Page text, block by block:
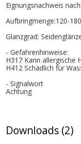
Eignungsnachweis
Aufbringmenge:120-
Glanzgrad:
- Gefahrenhinweise:
H317 Kann allergische
H412 Schädlich für
- Signalwort
Achtung
Downloads (2)